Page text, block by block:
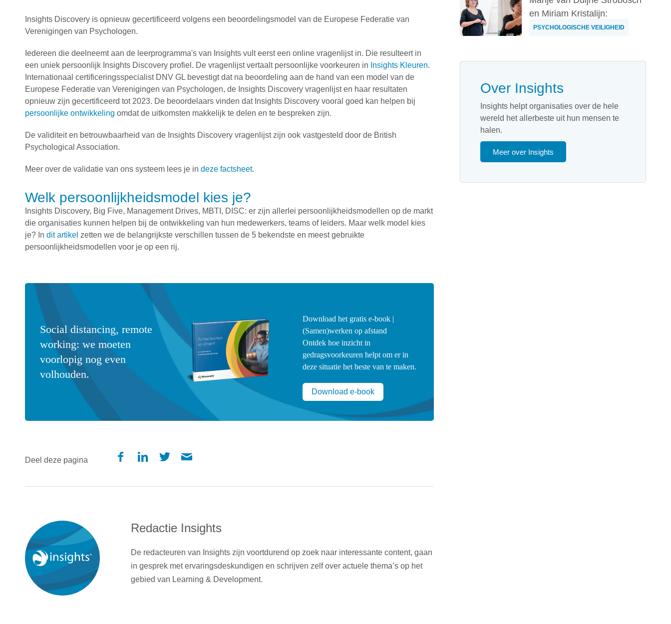
Insights Discovery is opnieuw gecertificeerd volgens een beoordelingsmodel van de Europese Federatie van
Verenigingen van Psychologen.
Iedereen die deelneemt aan de leerprogramma's van Insights vult eerst een online vragenlijst in. Die resulteert in
een uniek persoonlijk Insights Discovery profiel. De vragenlijst vertaalt persoonlijke voorkeuren in Insights Kleuren.
Internationaal certificeringsspecialist DNV GL bevestigt dat na beoordeling aan de hand van een model van de
Europese Federatie van Verenigingen van Psychologen, de Insights Discovery vragenlijst en haar resultaten
opnieuw zijn gecertificeerd tot 2023. De beoordelaars vinden dat Insights Discovery vooral goed kan helpen bij
persoonlijke ontwikkeling omdat de uitkomsten makkelijk te delen en te bespreken zijn.
De validiteit en betrouwbaarheid van de Insights Discovery vragenlijst zijn ook vastgesteld door de British
Psychological Association.
Meer over de validatie van ons systeem lees je in deze factsheet.
Welk persoonlijkheidsmodel kies je?
Insights Discovery, Big Five, Management Drives, MBTI, DISC: er zijn allerlei persoonlijkheidsmodellen op de markt
die organisaties kunnen helpen bij de ontwikkeling van hun medewerkers, teams of leiders. Maar welk model kies
je? In dit artikel zetten we de belangrijkste verschillen tussen de 5 bekendste en meest gebruikte
persoonlijkheidsmodellen voor je op een rij.
Social distancing, remote
working: we moeten
voorlopig nog even
volhouden.
Download het gratis e-book |
(Samen)werken op afstand
Ontdek hoe inzicht in
gedragsvoorkeuren helpt om er in
deze situatie het beste van te maken.
Download e-book
Deel deze pagina
Redactie Insights
De redacteuren van Insights zijn voortdurend op zoek naar interessante content, gaan
in gesprek met ervaringsdeskundigen en schrijven zelf over actuele thema’s op het
gebied van Learning & Development.
en Miriam Kristalijn:
'Psycholog...
PSYCHOLOGISCHE VEILIGHEID
Over Insights
Insights helpt organisaties over de hele
wereld het allerbeste uit hun mensen te
halen.
Meer over Insights